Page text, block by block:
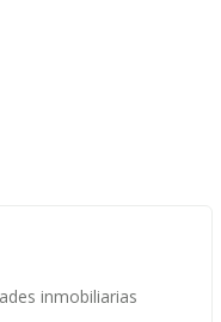
inmobiliarias